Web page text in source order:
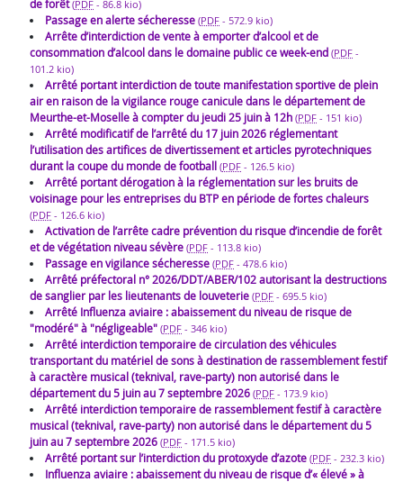
de forêt (PDF - 86.8 kio)
Passage en alerte sécheresse (PDF - 572.9 kio)
Arrête d’interdiction de vente à emporter d’alcool et de
consommation d’alcool dans le domaine public ce week-end (PDF -
101.2 kio)
Arrêté portant interdiction de toute manifestation sportive de plein
air en raison de la vigilance rouge canicule dans le département de
Meurthe-et-Moselle à compter du jeudi 25 juin à 12h (PDF - 151 kio)
Arrêté modificatif de l’arrêté du 17 juin 2026 réglementant
l’utilisation des artifices de divertissement et articles pyrotechniques
durant la coupe du monde de football (PDF - 126.5 kio)
Arrêté portant dérogation à la réglementation sur les bruits de
voisinage pour les entreprises du BTP en période de fortes chaleurs
(PDF - 126.6 kio)
Activation de l’arrête cadre prévention du risque d’incendie de forêt
et de végétation niveau sévère (PDF - 113.8 kio)
Passage en vigilance sécheresse (PDF - 478.6 kio)
Arrêté préfectoral n° 2026/DDT/ABER/102 autorisant la destructions
de sanglier par les lieutenants de louveterie (PDF - 695.5 kio)
Arrêté Influenza aviaire : abaissement du niveau de risque de
"modéré" à "négligeable" (PDF - 346 kio)
Arrêté interdiction temporaire de circulation des véhicules
transportant du matériel de sons à destination de rassemblement festif
à caractère musical (teknival, rave-party) non autorisé dans le
département du 5 juin au 7 septembre 2026 (PDF - 173.9 kio)
Arrêté interdiction temporaire de rassemblement festif à caractère
musical (teknival, rave-party) non autorisé dans le département du 5
juin au 7 septembre 2026 (PDF - 171.5 kio)
Arrêté portant sur l’interdiction du protoxyde d’azote (PDF - 232.3 kio)
Influenza aviaire : abaissement du niveau de risque d’« élevé » à